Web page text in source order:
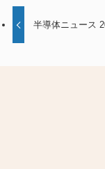
半導体ニュース